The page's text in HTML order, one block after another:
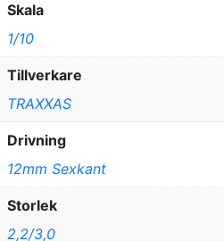
Skala
1/10
Tillverkare
TRAXXAS
Drivning
12mm Sexkant
Storlek
2,2/3,0